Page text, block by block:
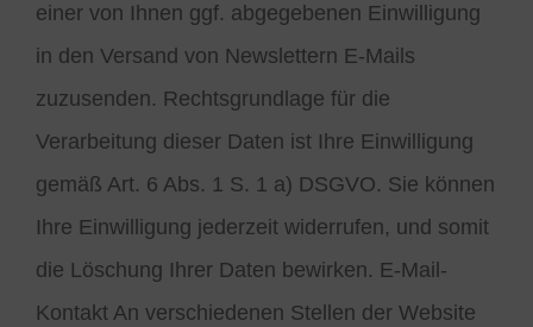
einer von Ihnen ggf. abgegebenen Einwilligung
in den Versand von Newslettern E-Mails
zuzusenden. Rechtsgrundlage für die
Verarbeitung dieser Daten ist Ihre Einwilligung
gemäß Art. 6 Abs. 1 S. 1 a) DSGVO. Sie können
Ihre Einwilligung jederzeit widerrufen, und somit
die Löschung Ihrer Daten bewirken. E-Mail-
Kontakt An verschiedenen Stellen der Website